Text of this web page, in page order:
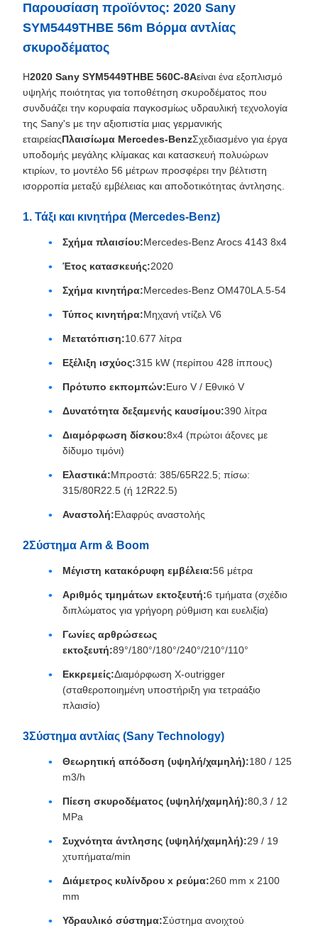
Παρουσίαση προϊόντος: 2020 Sany
SYM5449THBE 56m Βόρμα αντλίας
σκυροδέματος
Η2020 Sany SYM5449THBE 560C-8Aείναι ένα εξοπλισμό
υψηλής ποιότητας για τοποθέτηση σκυροδέματος που
συνδυάζει την κορυφαία παγκοσμίως υδραυλική τεχνολογία
της Sany's με την αξιοπιστία μιας γερμανικής
εταιρείαςΠλαισίωμα Mercedes-BenzΣχεδιασμένο για έργα
υποδομής μεγάλης κλίμακας και κατασκευή πολυώρων
κτιρίων, το μοντέλο 56 μέτρων προσφέρει την βέλτιστη
ισορροπία μεταξύ εμβέλειας και αποδοτικότητας άντλησης.
1. Τάξι και κινητήρα (Mercedes-Benz)
Σχήμα πλαισίου:Mercedes-Benz Arocs 4143 8x4
Έτος κατασκευής:2020
Σχήμα κινητήρα:Mercedes-Benz OM470LA.5-54
Τύπος κινητήρα:Μηχανή ντίζελ V6
Μετατόπιση:10.677 λίτρα
Εξέλιξη ισχύος:315 kW (περίπου 428 ίππους)
Πρότυπο εκπομπών:Euro V / Εθνικό V
Δυνατότητα δεξαμενής καυσίμου:390 λίτρα
Διαμόρφωση δίσκου:8x4 (πρώτοι άξονες με
δίδυμο τιμόνι)
Ελαστικά:Μπροστά: 385/65R22.5; πίσω:
315/80R22.5 (ή 12R22.5)
Αναστολή:Ελαφρύς αναστολής
2Σύστημα Arm & Boom
Μέγιστη κατακόρυφη εμβέλεια:56 μέτρα
Αριθμός τμημάτων εκτοξευτή:6 τμήματα (σχέδιο
διπλώματος για γρήγορη ρύθμιση και ευελιξία)
Γωνίες αρθρώσεως
εκτοξευτή:89°/180°/180°/240°/210°/110°
Εκκρεμείς:Διαμόρφωση X-outrigger
(σταθεροποιημένη υποστήριξη για τετραάξιο
πλαισίο)
3Σύστημα αντλίας (Sany Technology)
Θεωρητική απόδοση (υψηλή/χαμηλή):180 / 125
m3/h
Πίεση σκυροδέματος (υψηλή/χαμηλή):80,3 / 12
MPa
Συχνότητα άντλησης (υψηλή/χαμηλή):29 / 19
χτυπήματα/min
Διάμετρος κυλίνδρου x ρεύμα:260 mm x 2100
mm
Υδραυλικό σύστημα:Σύστημα ανοιχτού